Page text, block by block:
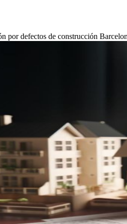
por defectos de construcción